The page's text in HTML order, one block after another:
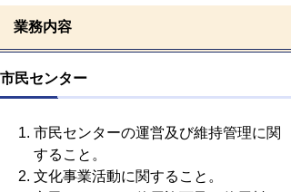
業務内容
市民センター
市民センターの運営及び維持管理に関
すること。
文化事業活動に関すること。